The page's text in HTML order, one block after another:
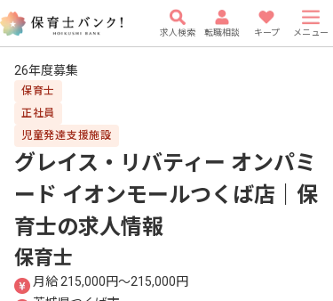
求人検索 転職相談 キープ メニュー
26年度募集
保育士
正社員
児童発達支援施設
グレイス・リバティー オンパミ
ード イオンモールつくば店｜保
育士の求人情報
保育士
月給 215,000円〜215,000円